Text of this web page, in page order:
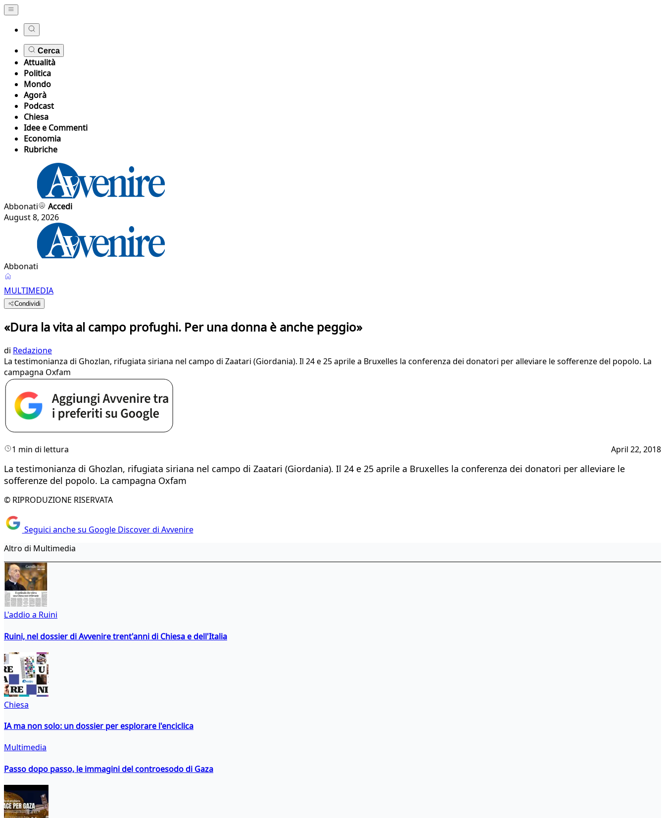
Cerca
Attualità
Politica
Mondo
Agorà
Podcast
Chiesa
Idee e Commenti
Economia
Rubriche
Abbonati
Accedi
August 8, 2026
Abbonati
MULTIMEDIA
Condividi
«Dura la vita al campo profughi. Per una donna è anche peggio»
di Redazione
La testimonianza di Ghozlan, rifugiata siriana nel campo di Zaatari (Giordania). Il 24 e 25 aprile a Bruxelles la conferenza dei donatori per alleviare le sofferenze del popolo. La
campagna Oxfam
1 min di lettura April 22, 2018
La testimonianza di Ghozlan, rifugiata siriana nel campo di Zaatari (Giordania). Il 24 e 25 aprile a Bruxelles la conferenza dei donatori per alleviare le
sofferenze del popolo. La campagna Oxfam
© RIPRODUZIONE RISERVATA
Seguici anche su Google Discover di Avvenire
Altro di Multimedia
L'addio a Ruini
Ruini, nel dossier di Avvenire trent'anni di Chiesa e dell'Italia
Chiesa
IA ma non solo: un dossier per esplorare l'enciclica
Multimedia
Passo dopo passo, le immagini del controesodo di Gaza